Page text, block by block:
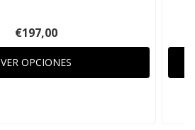
€197,00
VER OPCIONES